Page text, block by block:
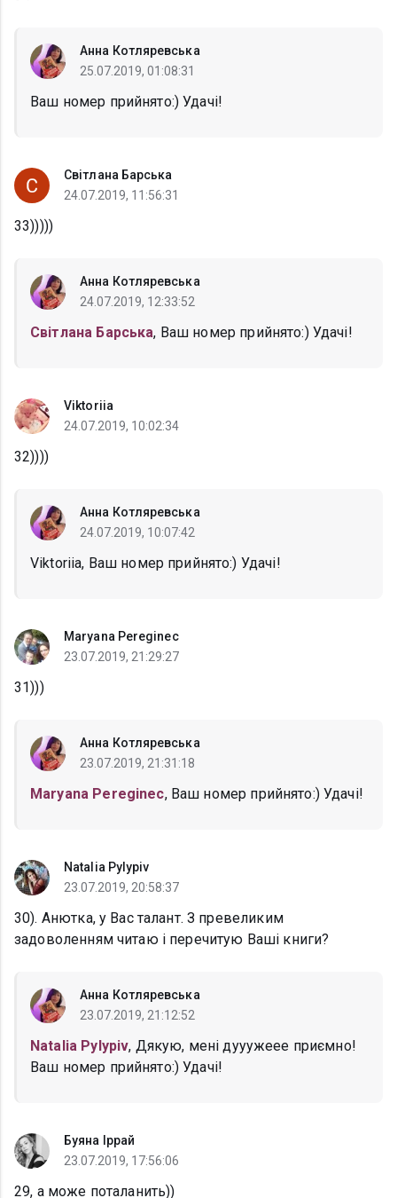
Анна Котляревська
25.07.2019, 01:08:31
Ваш номер прийнято:) Удачі!
Світлана Барська
24.07.2019, 11:56:31
33)))))
Анна Котляревська
24.07.2019, 12:33:52
Світлана Барська, Ваш номер прийнято:) Удачі!
Viktoriia
24.07.2019, 10:02:34
32))))
Анна Котляревська
24.07.2019, 10:07:42
Viktoriia, Ваш номер прийнято:) Удачі!
Maryana Pereginec
23.07.2019, 21:29:27
31)))
Анна Котляревська
23.07.2019, 21:31:18
Maryana Pereginec, Ваш номер прийнято:) Удачі!
Natalia Pylypiv
23.07.2019, 20:58:37
30). Анютка, у Вас талант. З превеликим
задоволенням читаю і перечитую Ваші книги?
Анна Котляревська
23.07.2019, 21:12:52
Natalia Pylypiv, Дякую, мені дууужеее приємно!
Ваш номер прийнято:) Удачі!
Буяна Іррай
23.07.2019, 17:56:06
29, а може поталанить))